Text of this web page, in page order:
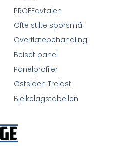
PROFFavtalen
Ofte stilte spørsmål
Overflatebehandling
Beiset panel
Panelprofiler
Østsiden Trelast
Bjelkelagstabellen